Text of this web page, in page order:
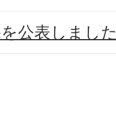
公表しまし